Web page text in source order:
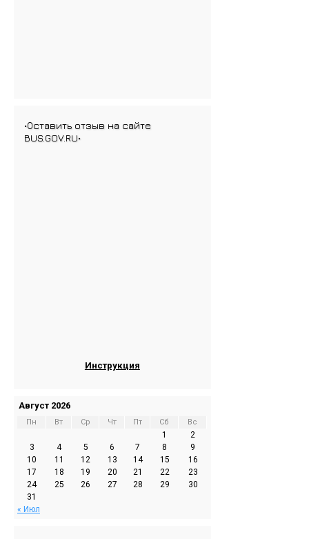
•Оставить отзыв на сайте
BUS.GOV.RU•
Инструкция
Август 2026
Пн Вт Ср Чт Пт Сб Вс
1
2
3
4 5 6 7 8
9
10
11 12 13 14 15
16
17
18 19 20 21 22
23
24
25 26 27 28 29
30
31
« Июл